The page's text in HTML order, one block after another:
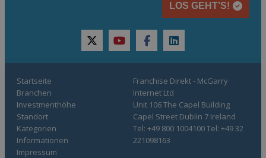
LOS GEHT’S!
twitteryoutubefacebooklinkedin
Startseite
Branchen
Investmenthöhe
Standort
Kategorien
Informationen
Impressum
Franchise Direkt - McGarry
Internet Ltd
Unit 106 The Capel Building
Capel Street Dublin 7 Ireland
Tel: +49 800 1004100 Tel: +49 32
221098163